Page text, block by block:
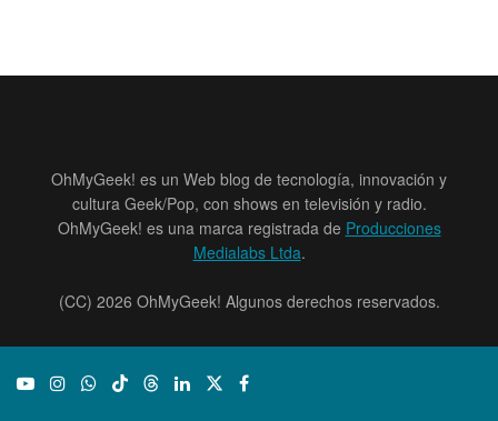
OhMyGeek! es un Web blog de tecnología, innovación y
cultura Geek/Pop, con shows en televisión y radio.
OhMyGeek! es una marca registrada de Producciones
Medialabs Ltda.
(CC) 2026 OhMyGeek! Algunos derechos reservados.